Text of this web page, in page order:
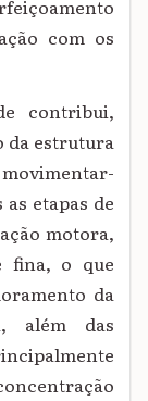
com os
contribui,
da estrutura
etapas de
motora,
fina, o que
da
além das